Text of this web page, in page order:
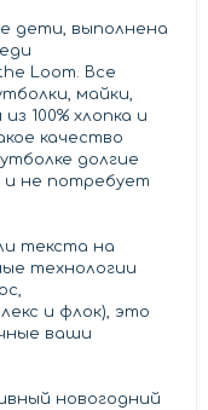
дети, выполнена
Loom. Все
майки,
100% хлопка и
качество
долгие
и не потребует
текста на
технологии
и флок), это
ваши
новогодний